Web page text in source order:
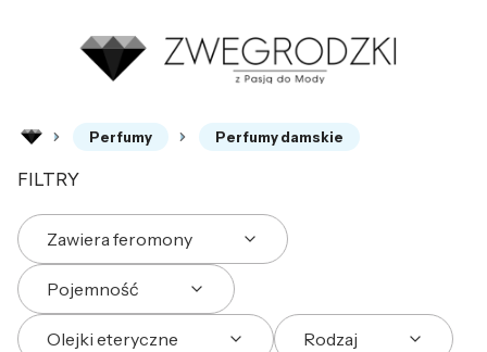
Perfumy Perfumy damskie
FILTRY
Zawiera feromony
Pojemność
Olejki eteryczne Rodzaj